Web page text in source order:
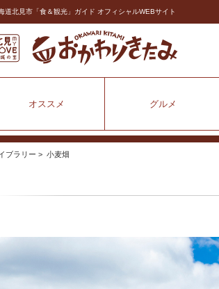
道北見市「食＆観光」ガイド オフィシャルWEBサイト
オススメ グルメ
ブラリー > 小麦畑